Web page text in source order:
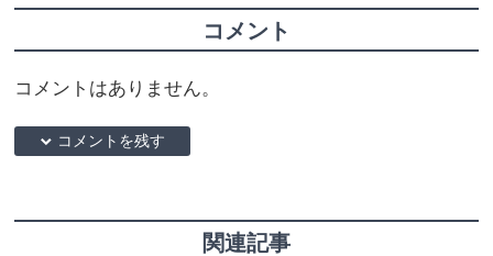
コメント
コメントはありません。
down コメントを残す
関連記事